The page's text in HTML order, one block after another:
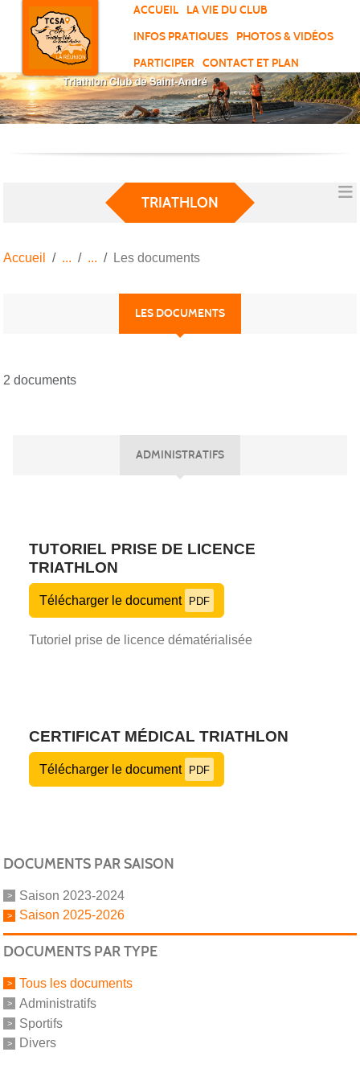
ACCUEIL
LA VIE DU CLUB
INFOS PRATIQUES
PHOTOS & VIDÉOS
PARTICIPER
CONTACT ET PLAN
TRIATHLON
Accueil Les documents
LES DOCUMENTS
2 documents
ADMINISTRATIFS
TUTORIEL PRISE DE LICENCE
TRIATHLON
Télécharger le document PDF
Tutoriel prise de licence dématérialisée
CERTIFICAT MÉDICAL TRIATHLON
Télécharger le document PDF
DOCUMENTS PAR SAISON
Saison 2023-2024
Saison 2025-2026
DOCUMENTS PAR TYPE
Tous les documents
Administratifs
Sportifs
Divers
Panneau de gestion des cookies